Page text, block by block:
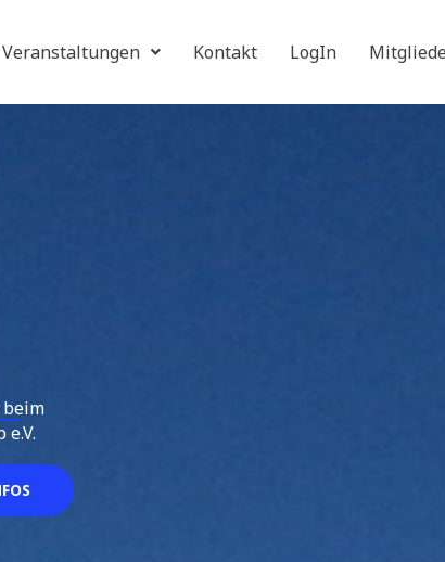
Veranstaltungen Kontakt LogIn
e.V.